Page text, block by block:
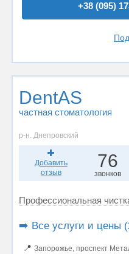
+38 (095)
DentAS
частная стоматология
р-н. Днепровский
Добавить
отзыв
76
звонков
Профессиональная
➡️ Все услуги и цены
📍 Запорожье, проспект